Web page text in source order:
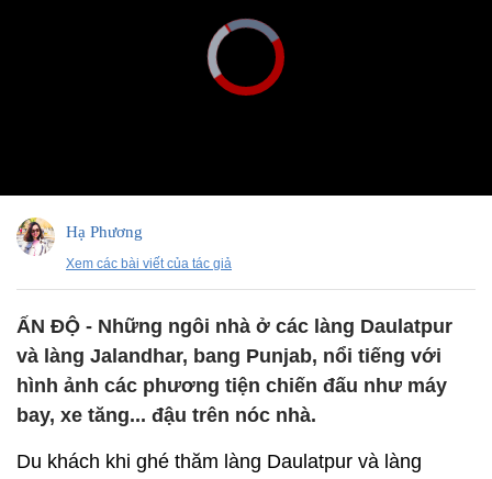
Hạ Phương
Xem các bài viết của tác giả
ẤN ĐỘ - Những ngôi nhà ở các làng Daulatpur
và làng Jalandhar, bang Punjab, nổi tiếng với
hình ảnh các phương tiện chiến đấu như máy
bay, xe tăng... đậu trên nóc nhà.
Du khách khi ghé thăm làng Daulatpur và làng